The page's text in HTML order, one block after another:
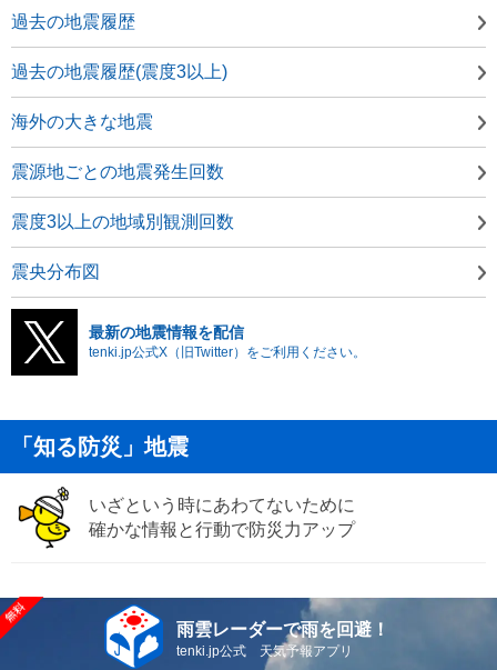
過去の地震履歴
過去の地震履歴(震度3以上)
海外の大きな地震
震源地ごとの地震発生回数
震度3以上の地域別観測回数
震央分布図
最新の地震情報を配信
tenki.jp公式X（旧Twitter）をご利用ください。
「知る防災」地震
いざという時にあわてないために
確かな情報と行動で防災力アップ
雨雲レーダーで雨を回避！
tenki.jp公式 天気予報アプリ